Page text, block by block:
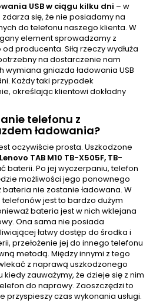
USB w ciągu kilku dni – w
się, że nie posiadamy na
do telefonu naszego klienta. W
element sprowadzamy z
producenta. Siłą rzeczy wydłuża
na dostarczenie nam
wymiana gniazda ładowania USB
Każdy taki przypadek
określając klientowi dokładny
telefonu z
ładowania?
oczywiście prosta. Uszkodzone
Lenovo TAB M10 TB-X505F, TB-
baterii. Po jej wyczerpaniu, telefon
możliwości jego ponownego
nie zostanie ładowana. W
telefonów jest to bardzo dużym
bateria jest w nich wklejana
Ona sama nie posiada
łatwy dostęp do środka i
przełożenie jej do innego telefonu
metodą. Między innymi z tego
z naprawą uszkodzonego
zauważymy, że dzieje się z nim
do naprawy. Zaoszczędzi to
przyspieszy czas wykonania usługi.